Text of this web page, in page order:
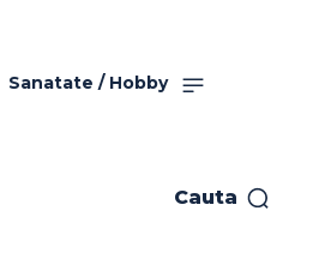
Sanatate / Hobby
Cauta